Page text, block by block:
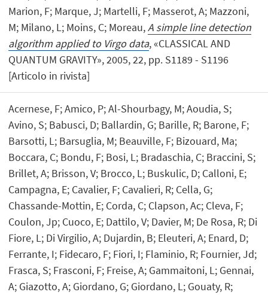
Marion, F; Marque, J; Martelli, F; Masserot, A; Mazzoni,
M; Milano, L; Moins, C; Moreau,A simple line detection
algorithm applied to Virgo data, «CLASSICAL AND
QUANTUM GRAVITY», 2005, 22, pp. S1189 - S1196
[Articolo in rivista]
Acernese, F; Amico, P; Al-Shourbagy, M; Aoudia, S;
Avino, S; Babusci, D; Ballardin, G; Barille, R; Barone, F;
Barsotti, L; Barsuglia, M; Beauville, F; Bizouard, Ma;
Boccara, C; Bondu, F; Bosi, L; Bradaschia, C; Braccini, S;
Brillet, A; Brisson, V; Brocco, L; Buskulic, D; Calloni, E;
Campagna, E; Cavalier, F; Cavalieri, R; Cella, G;
Chassande-Mottin, E; Corda, C; Clapson, Ac; Cleva, F;
Coulon, Jp; Cuoco, E; Dattilo, V; Davier, M; De Rosa, R; Di
Fiore, L; Di Virgilio, A; Dujardin, B; Eleuteri, A; Enard, D;
Ferrante, I; Fidecaro, F; Fiori, I; Flaminio, R; Fournier, Jd;
Frasca, S; Frasconi, F; Freise, A; Gammaitoni, L; Gennai,
A; Giazotto, A; Giordano, G; Giordano, L; Gouaty, R;